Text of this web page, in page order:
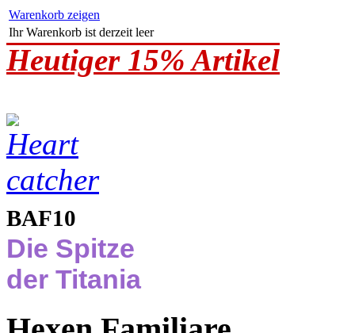
Warenkorb zeigen
Ihr Warenkorb ist derzeit leer
Heutiger 15% Artikel
BAF10
Die Spitze
der Titania